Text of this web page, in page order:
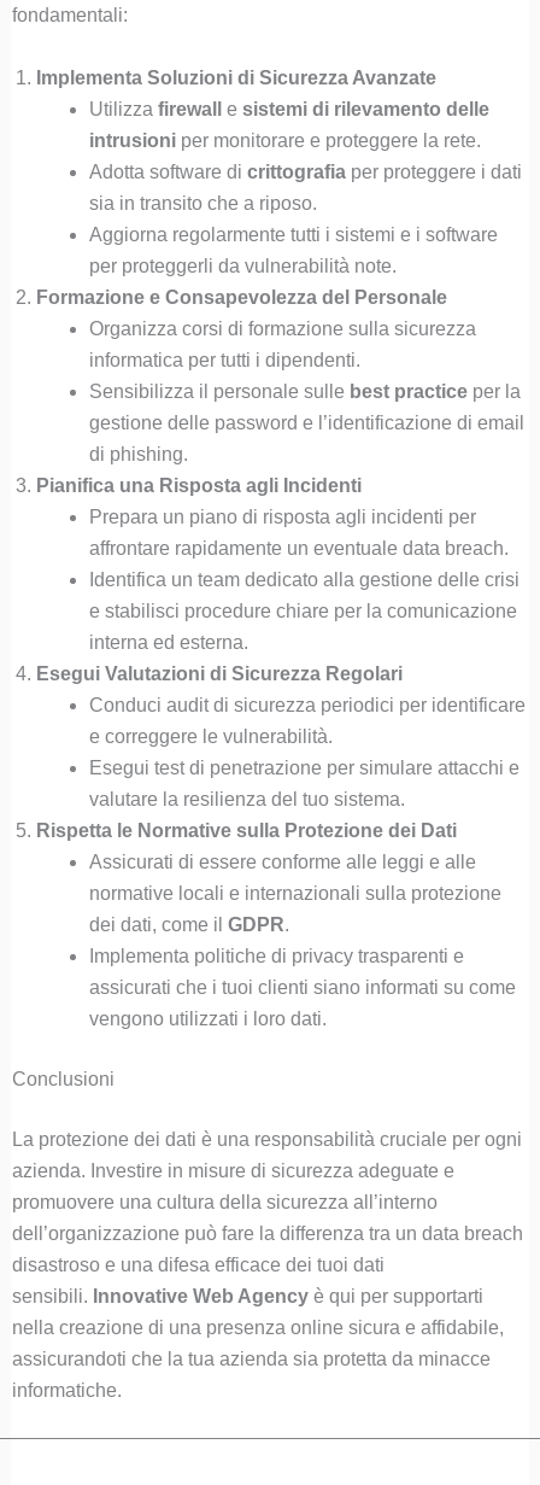
fondamentali:
Implementa Soluzioni di Sicurezza Avanzate
Utilizza firewall e sistemi di rilevamento delle
intrusioniper monitorare e proteggere la rete.
Adotta software di crittografiaper proteggere i dati
sia in transito che a riposo.
Aggiorna regolarmente tutti i sistemi e i software
per proteggerli da vulnerabilità note.
Formazione e Consapevolezza del Personale
Organizza corsi di formazione sulla sicurezza
informatica per tutti i dipendenti.
Sensibilizza il personale sulle best practiceper la
gestione delle password e l’identificazione di email
di phishing.
Pianifica una Risposta agli Incidenti
Prepara un piano di risposta agli incidenti per
affrontare rapidamente un eventuale data breach.
Identifica un team dedicato alla gestione delle crisi
e stabilisci procedure chiare per la comunicazione
interna ed esterna.
Esegui Valutazioni di Sicurezza Regolari
Conduci audit di sicurezza periodici per identificare
e correggere le vulnerabilità.
Esegui test di penetrazione per simulare attacchi e
valutare la resilienza del tuo sistema.
Rispetta le Normative sulla Protezione dei Dati
Assicurati di essere conforme alle leggi e alle
normative locali e internazionali sulla protezione
dei dati, come il GDPR.
Implementa politiche di privacy trasparenti e
assicurati che i tuoi clienti siano informati su come
vengono utilizzati i loro dati.
Conclusioni
La protezione dei dati è una responsabilità cruciale per ogni
azienda. Investire in misure di sicurezza adeguate e
promuovere una cultura della sicurezza all’interno
dell’organizzazione può fare la differenza tra un data breach
disastroso e una difesa efficace dei tuoi dati
sensibili. Innovative Web Agencyè qui per supportarti
nella creazione di una presenza online sicura e affidabile,
assicurandoti che la tua azienda sia protetta da minacce
informatiche.